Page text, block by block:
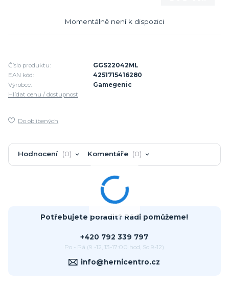
Momentálně není k dispozici
Číslo produktu:
GGS22042ML
EAN kód:
4251715416280
Výrobce:
Gamegenic
Hlídat cenu / dostupnost
Do oblíbených
Hodnocení 0 Komentáře 0
Potřebujete poradit? Rádi pomůžeme!
+420 792 339 797
Po - Pá (9 -12, 13-17:00 hod, So 9-12)
info@hernicentro.cz